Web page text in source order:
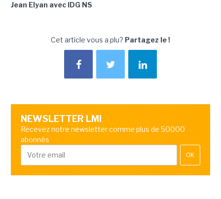
Jean Elyan avec IDG NS
Cet article vous a plu? Partagez le !
NEWSLETTER LMI
Recevez notre newsletter comme plus de 50000
abonnés
OK